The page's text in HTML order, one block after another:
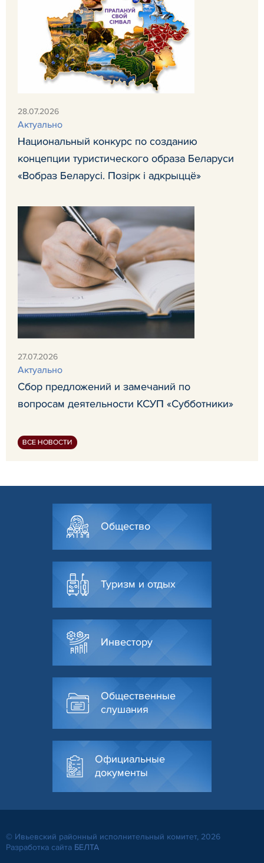
28.07.2026
Актуально
Национальный конкурс по созданию
концепции туристического образа Беларуси
«Вобраз Беларусi. Позiрк i адкрыццё»
27.07.2026
Актуально
Сбор предложений и замечаний по
вопросам деятельности КСУП «Субботники»
ВСЕ НОВОСТИ
Общество
Туризм и отдых
Инвестору
Общественные
слушания
Официальные
документы
© Ивьевский районный исполнительный комитет, 2026
Разработка сайта БЕЛТА